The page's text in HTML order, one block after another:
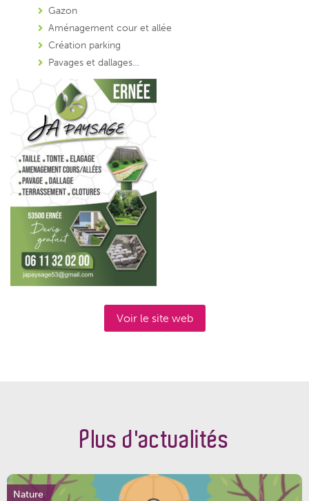
Gazon
Aménagement cour et allée
Création parking
Pavages et dallages…
Voir le site web
Plus d'actualités
Nature